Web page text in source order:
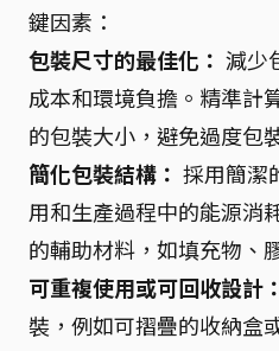
鍵因素：
包裝尺寸的最佳化： 減少
成本和環境負擔。精準計
的包裝大小，避免過度包
簡化包裝結構： 採用簡潔
用和生產過程中的能源消
的輔助材料，如填充物、
可重複使用或可回收設計：
裝，例如可摺疊的收納盒